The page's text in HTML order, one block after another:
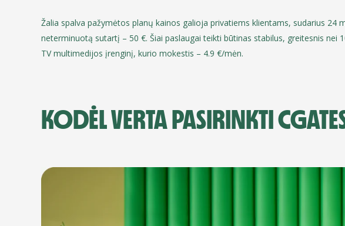
Žalia spalva pažymėtos planų kainos galioja privatiems klientams, sudarius
neterminuotą sutartį – 50 €. Šiai paslaugai teikti būtinas stabilus, greitesnis nei
TV multimedijos įrenginį, kurio mokestis – 4.9 €/mėn.
KODĖL VERTA PASIRINKTI